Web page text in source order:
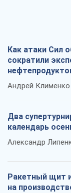
Как атаки Сил
сократили
Андрей Клименко
Два
календарь
Александр
Ракетный щит
на